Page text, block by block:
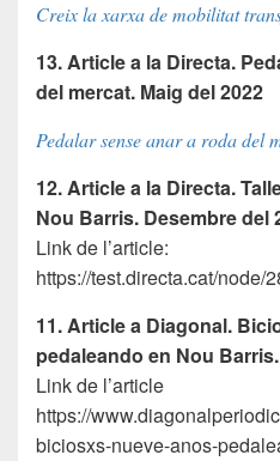
Creix la xarxa de mobilitat
13. Article a la Directa.
del mercat. Maig del 2022
Pedalar sense anar a roda del
12. Article a la Directa.
Nou Barris. Desembre del
Link de l’article:
https://test.directa.cat/node/
11. Article a Diagonal.
pedaleando en Nou
Link de l’article
https://
biciosxs-nueve-anos-